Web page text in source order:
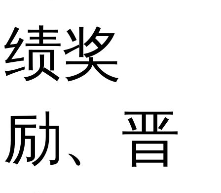
绩奖
励、晋